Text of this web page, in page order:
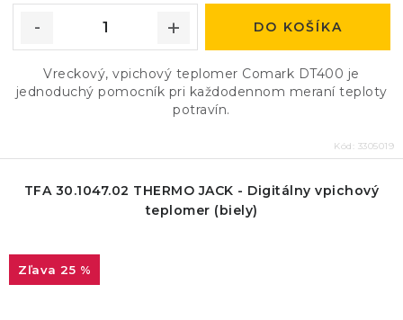
DO KOŠÍKA
Vreckový, vpichový teplomer Comark DT400 je
jednoduchý pomocník pri každodennom meraní teploty
potravín.
Kód: 3305019
TFA 30.1047.02 THERMO JACK - Digitálny vpichový
teplomer (biely)
25 %